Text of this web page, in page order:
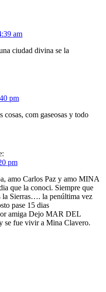
am
ciudad divina se la
pm
com gaseosas y todo
pm
amo Carlos Paz y amo MINA
que la conoci. Siempre que
la Sierras…. la penúltima vez
pase 15 dias
amiga Dejo MAR DEL
se fue vivir a Mina Clavero.